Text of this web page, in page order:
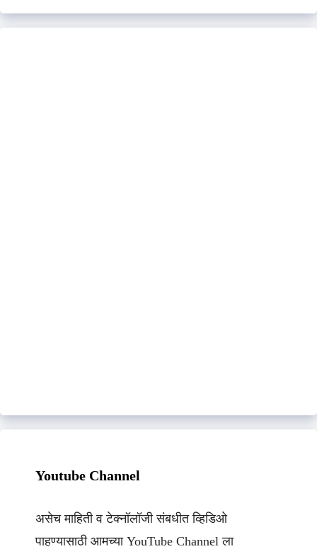
Youtube Channel
असेच माहिती व टेक्नॉलॉजी संबधीत व्हिडिओ
पाहण्यासाठी आमच्या YouTube Channel ला